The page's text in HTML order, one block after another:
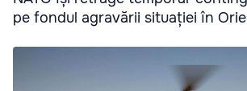
pe fondul agravării situației în